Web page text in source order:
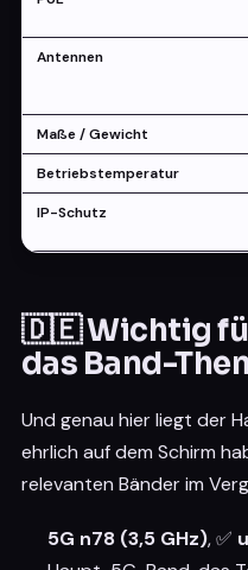
Antennen
Maße / Gewicht
Betriebstemperatur
IP-Schutz
🇩🇪 Wichtig
das Band-
Und genau hier liegt der
ehrlich auf dem Schirm
relevanten Bänder im
5G n78 (3,5 GHz), ✅